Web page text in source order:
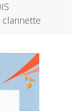
clarinette